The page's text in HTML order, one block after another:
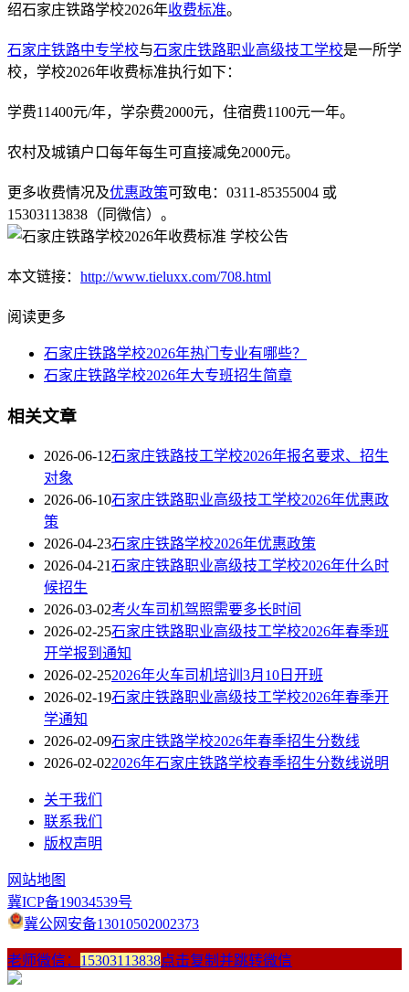
绍石家庄铁路学校2026年收费标准。
石家庄铁路中专学校与石家庄铁路职业高级技工学校是一所学
校，学校2026年收费标准执行如下：
学费11400元/年，学杂费2000元，住宿费1100元一年。
农村及城镇户口每年每生可直接减免2000元。
更多收费情况及优惠政策可致电：0311-85355004 或
15303113838（同微信）。
本文链接： http://www.tieluxx.com/708.html
阅读更多
石家庄铁路学校2026年热门专业有哪些？
石家庄铁路学校2026年大专班招生简章
相关文章
2026-06-12石家庄铁路技工学校2026年报名要求、招生
对象
2026-06-10石家庄铁路职业高级技工学校2026年优惠政
策
2026-04-23石家庄铁路学校2026年优惠政策
2026-04-21石家庄铁路职业高级技工学校2026年什么时
候招生
2026-03-02考火车司机驾照需要多长时间
2026-02-25石家庄铁路职业高级技工学校2026年春季班
开学报到通知
2026-02-252026年火车司机培训3月10日开班
2026-02-19石家庄铁路职业高级技工学校2026年春季开
学通知
2026-02-09石家庄铁路学校2026年春季招生分数线
2026-02-022026年石家庄铁路学校春季招生分数线说明
关于我们
联系我们
版权声明
网站地图
冀ICP备19034539号
冀公网安备13010502002373
老师微信： 15303113838点击复制并跳转微信